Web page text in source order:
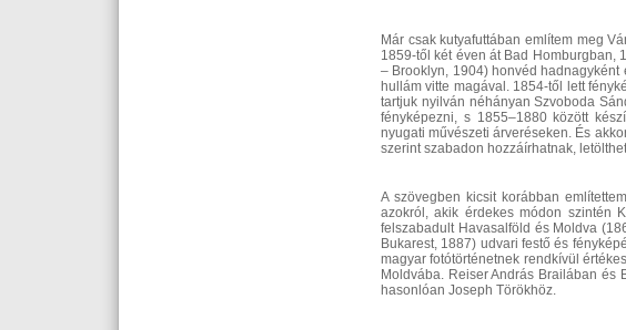
Már csak kutyafuttában említem meg
1859-től két éven át Bad Homburgban,
– Brooklyn, 1904) honvéd hadnagyként
hullám vitte magával. 1854-től lett
tartjuk nyilván néhányan Szvoboda
fényképezni, s 1855–1880 között
nyugati művészeti árveréseken. És
szerint szabadon hozzáírhatnak,
A szövegben kicsit korábban
azokról, akik érdekes módon szintén
felszabadult Havasalföld és Moldva
Bukarest, 1887) udvari festő és
magyar fotótörténetnek rendkívül
Moldvába. Reiser András Brailában és
hasonlóan Joseph Törökhöz.